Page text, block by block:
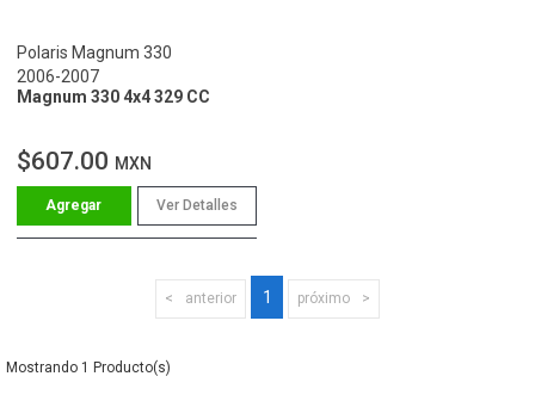
Polaris Magnum 330
2006-2007
Magnum 330 4x4 329 CC
$607.00 MXN
Ver Detalles
anterior 1 próximo
1